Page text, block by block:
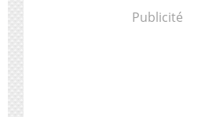
Publicité